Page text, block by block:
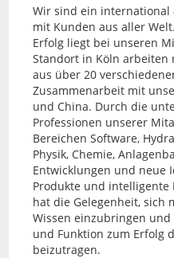
Wir sind ein international
mit Kunden aus aller
Erfolg liegt bei unseren
Standort in Köln
aus über 20
Zusammenarbeit mit
und China. Durch die
Professionen unserer
Bereichen Software,
Physik, Chemie,
Entwicklungen und neue
Produkte und intelligente
hat die Gelegenheit, sich
Wissen einzubringen
und Funktion zum Erfolg
beizutragen.